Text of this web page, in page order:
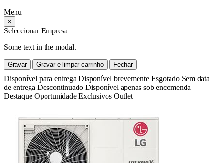
Menu
×
Seleccionar Empresa
Some text in the modal.
Gravar Gravar e limpar carrinho Fechar
Disponível para entrega Disponível brevemente Esgotado Sem data
de entrega Descontinuado Disponível apenas sob encomenda
Destaque Oportunidade Exclusivos Outlet